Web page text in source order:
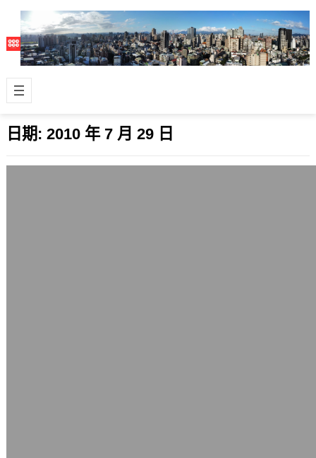
日期: 2010 年 7 月 29 日